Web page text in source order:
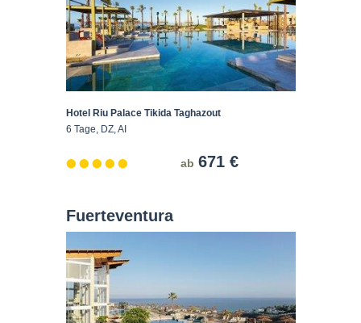
Hotel Riu Palace Tikida Taghazout
6 Tage, DZ, AI
ab 671 €
Fuerteventura